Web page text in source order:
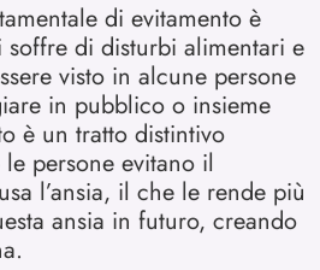
di evitamento è
soffre di disturbi alimentari e
visto in alcune persone
in pubblico o insieme
è un tratto distintivo
persone evitano il
l’ansia, il che le rende più
ansia in futuro, creando